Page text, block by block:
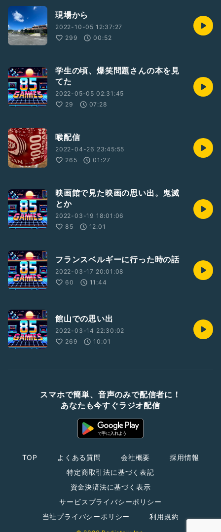
現場から
2022-10-05 12:37:27
299
00:52
学生の頃、爆笑問題さんの本を見
てた
2022-05-05 02:31:45
29
07:28
喉配信
2022-04-26 23:45:55
265
01:27
映画館で見た映画の思い出。鬼滅
とか
2022-03-19 18:01:06
85
12:01
フランスベルギーに行った時の話
2022-03-17 20:01:08
60
11:44
館山での思い出
2022-03-14 22:30:02
269
10:01
スマホで簡単、音声のみで配信者に！
あなたも今すぐラジオ配信
TOP よくある質問 会社概要
採用情報
特定商取引法に基づく表記
資金決済法に基づく表示
サービスプライバシーポリシー
当社プライバシーポリシー
利用規約